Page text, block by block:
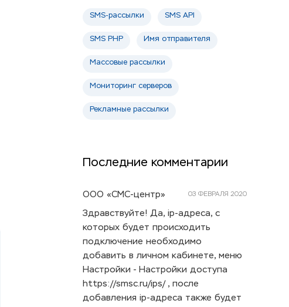
SMS-рассылки SMS API
SMS PHP Имя отправителя
Массовые рассылки
Мониторинг серверов
Рекламные рассылки
Последние комментарии
03 ФЕВРАЛЯ 2020
ООО «СМС-центр»
Здравствуйте! Да, ip-адреса, с
которых будет происходить
подключение необходимо
добавить в личном кабинете, меню
Настройки - Настройки доступа
https://smsc.ru/ips/ , после
добавления ip-адреса также будет